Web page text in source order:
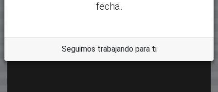
fecha.
Seguimos trabajando para ti